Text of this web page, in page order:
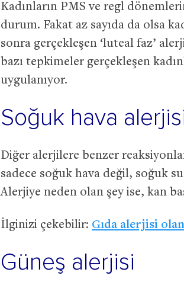
Kadınların PMS ve regl
durum. Fakat az sayıda da olsa
sonra gerçekleşen ‘luteal faz’
bazı tepkimeler gerçekleşen
uygulanıyor.
Soğuk hava
Diğer alerjilere benzer
sadece soğuk hava değil, soğuk
Alerjiye neden olan şey ise, kan
İlginizi çekebilir: Gıda alerjisi
Güneş alerjisi